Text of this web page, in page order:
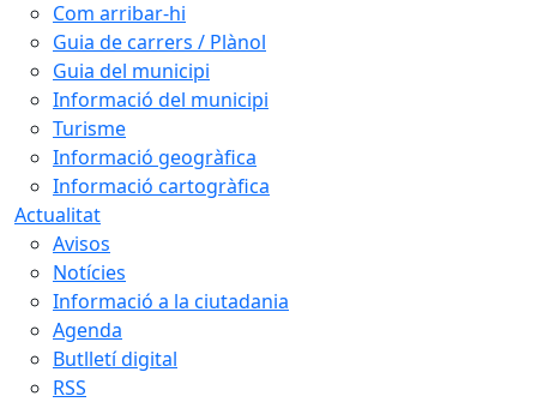
Com arribar-hi
Guia de carrers / Plànol
Guia del municipi
Informació del municipi
Turisme
Informació geogràfica
Informació cartogràfica
Actualitat
Avisos
Notícies
Informació a la ciutadania
Agenda
Butlletí digital
RSS